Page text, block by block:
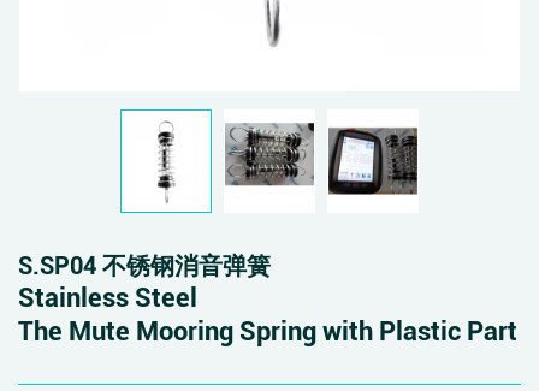
S.SP04 不锈钢消音弹簧
Stainless Steel
The Mute Mooring Spring with Plastic Part